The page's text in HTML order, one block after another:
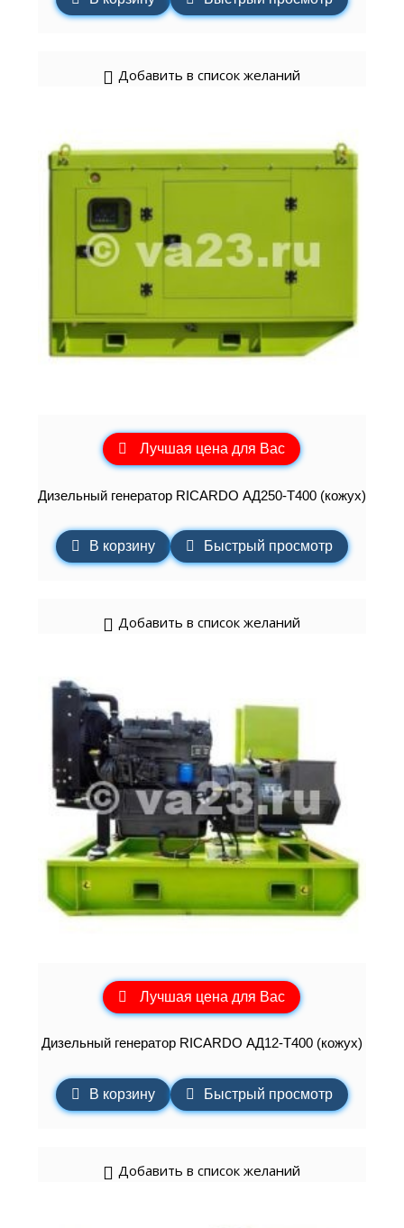
Добавить в список желаний
Лучшая цена для Вас
Дизельный генератор RICARDO АД250-Т400 (кожух)
В корзину Быстрый просмотр
Добавить в список желаний
Лучшая цена для Вас
Дизельный генератор RICARDO АД12-Т400 (кожух)
В корзину Быстрый просмотр
Добавить в список желаний